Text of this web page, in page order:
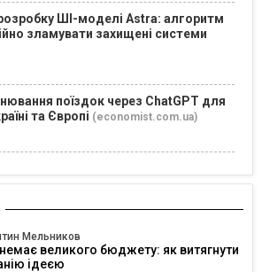
ШІ-моделі Astra: алгоритм
зламувати захищені системи
поїздок через ChatGPT для
та Європі (economist.com.ua)
Мельников
великого бюджету: як витягнути
ідеєю